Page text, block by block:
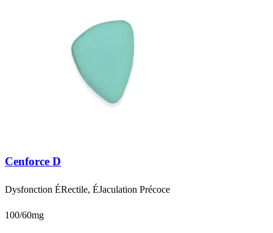
Cenforce D
Dysfonction ÉRectile, ÉJaculation Précoce
100/60mg